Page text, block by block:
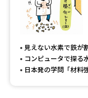
専門学校の資料請求
留学・進学関連、塾・予備
大学入学共通テスト「受
見えない水素で鉄が
コンピュータで探る
日本発の学問「材料